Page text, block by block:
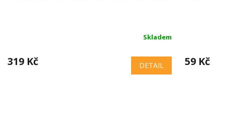
Skladem
319 Kč DETAIL 59 Kč